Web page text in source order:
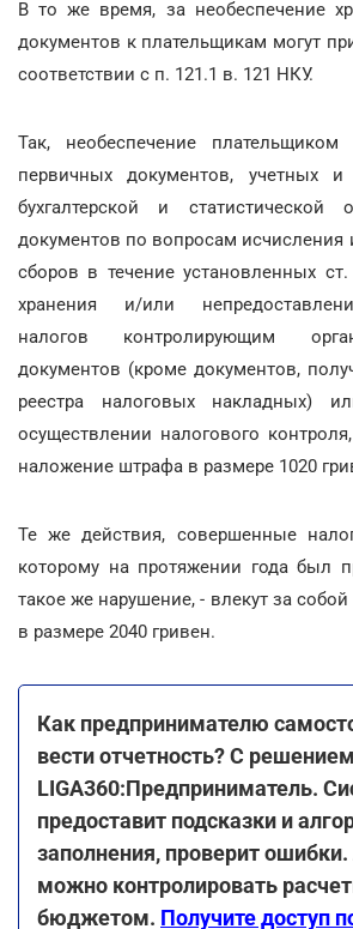
В то же время, за необеспечение
документов к плательщикам могут
соответствии с п. 121.1 в. 121 НКУ.
Так, необеспечение плательщиком
первичных документов, учетных и
бухгалтерской и статистической
документов по вопросам исчисления
сборов в течение установленных
хранения и/или
налогов контролирующим
документов (кроме документов,
реестра налоговых накладных)
осуществлении налогового
наложение штрафа в размере 1020
Те же действия, совершенные
которому на протяжении года был
такое же нарушение, - влекут за
в размере 2040 гривен.
Как предпринимателю
вести отчетность? С решением
LIGA360:Предприниматель.
предоставит подсказки и
заполнения, проверит
можно контролировать
бюджетом. Получите доступ